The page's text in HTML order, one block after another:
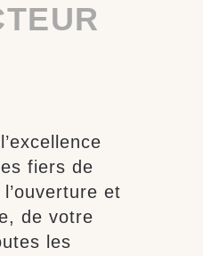
fiers de
et
de votre
les